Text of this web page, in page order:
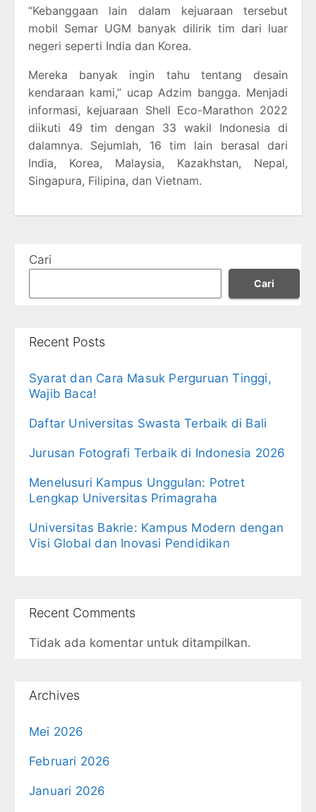
“Kebanggaan lain dalam kejuaraan tersebut
mobil Semar UGM banyak dilirik tim dari luar
negeri seperti India dan Korea.
Mereka banyak ingin tahu tentang desain
kendaraan kami,” ucap Adzim bangga. Menjadi
informasi, kejuaraan Shell Eco-Marathon 2022
diikuti 49 tim dengan 33 wakil Indonesia di
dalamnya. Sejumlah, 16 tim lain berasal dari
India, Korea, Malaysia, Kazakhstan, Nepal,
Singapura, Filipina, dan Vietnam.
Cari
Cari
Recent Posts
Syarat dan Cara Masuk Perguruan Tinggi,
Wajib Baca!
Daftar Universitas Swasta Terbaik di Bali
Jurusan Fotografi Terbaik di Indonesia 2026
Menelusuri Kampus Unggulan: Potret
Lengkap Universitas Primagraha
Universitas Bakrie: Kampus Modern dengan
Visi Global dan Inovasi Pendidikan
Recent Comments
Tidak ada komentar untuk ditampilkan.
Archives
Mei 2026
Februari 2026
Januari 2026